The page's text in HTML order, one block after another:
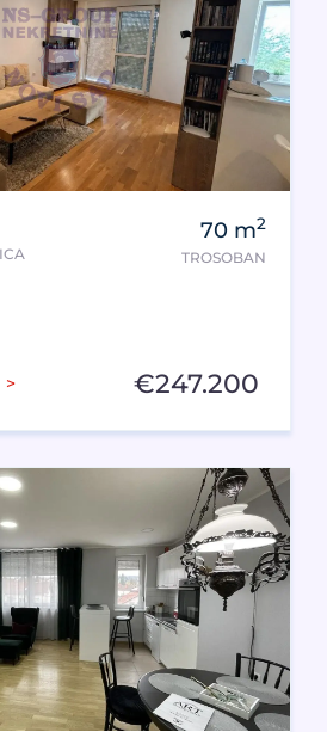
70 m2
TROSOBAN
> €247.200